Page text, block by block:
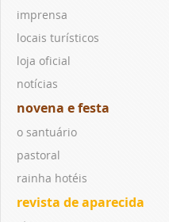
imprensa
locais turísticos
loja oficial
notícias
novena e festa
o santuário
pastoral
rainha hotéis
revista de aparecida